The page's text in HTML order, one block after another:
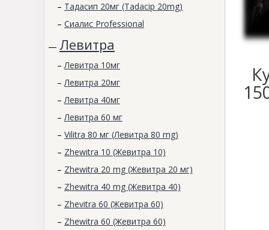
– Тадасип 20мг (Tadacip 20mg)
– Сиалис Professional
— Левитра
– Левитра 10мг
– Левитра 20мг
– Левитра 40мг
– Левитра 60 мг
– Vilitra 80 мг (Левитра 80 mg)
– Zhewitra 10 (Жевитра 10)
– Zhewitra 20 mg (Жевитра 20 мг)
– Zhewitra 40 mg (Жевитра 40)
– Zhevitra 60 (Жевитра 60)
– Zhewitra 60 (Жевитра 60)